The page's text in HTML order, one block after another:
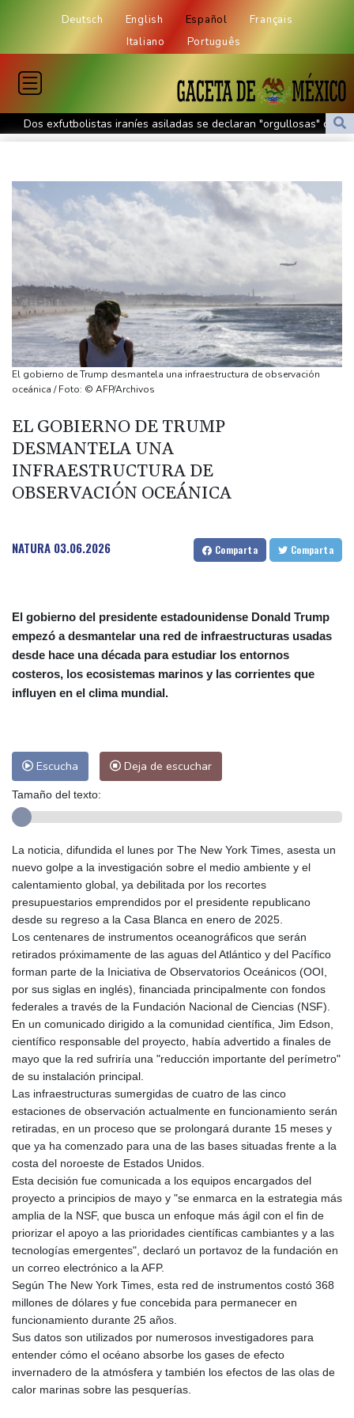
Deutsch English Español
Français
Italiano
Português
Dos exfutbolistas iraníes asiladas se declaran "orgullosas" de
hacerse australianas
primer trimestre
Trump desmiente una escasez de municiones y afirma que EEUU
cuenta con "cantidades masivas"
Hacer brotar luz de la tierra: el sueño de un japonés
Barcas varadas y pescadores sin trabajo en un Danubio bajo
mínimos por la sequía
El regulador estadounidense aprueba la vacuna contra la gripe
de Moderna
Ucrania ataca refinerías y Rusia bombardea una estación de tren
y un barco
campeón en la Leagues Cup
Kompany confía en que los nuevos fichajes lleven al Bayern a la
gloria en la Champions
La policía surcoreana allana la sede de la asociación de fútbol
El gobierno de Trump desmantela una infraestructura de observación
oceánica / Foto: © AFP/Archivos
EL GOBIERNO DE TRUMP
DESMANTELA UNA
INFRAESTRUCTURA DE
OBSERVACIÓN OCEÁNICA
NATURA 03.06.2026 Comparta Comparta
El gobierno del presidente estadounidense Donald Trump
empezó a desmantelar una red de infraestructuras usadas
desde hace una década para estudiar los entornos
costeros, los ecosistemas marinos y las corrientes que
influyen en el clima mundial.
Escucha Deja de escuchar
Tamaño del texto:
La noticia, difundida el lunes por The New York Times, asesta un
nuevo golpe a la investigación sobre el medio ambiente y el
calentamiento global, ya debilitada por los recortes
presupuestarios emprendidos por el presidente republicano
desde su regreso a la Casa Blanca en enero de 2025.
Los centenares de instrumentos oceanográficos que serán
retirados próximamente de las aguas del Atlántico y del Pacífico
forman parte de la Iniciativa de Observatorios Oceánicos (OOI,
por sus siglas en inglés), financiada principalmente con fondos
federales a través de la Fundación Nacional de Ciencias (NSF).
En un comunicado dirigido a la comunidad científica, Jim Edson,
científico responsable del proyecto, había advertido a finales de
mayo que la red sufriría una "reducción importante del perímetro"
de su instalación principal.
Las infraestructuras sumergidas de cuatro de las cinco
estaciones de observación actualmente en funcionamiento serán
retiradas, en un proceso que se prolongará durante 15 meses y
que ya ha comenzado para una de las bases situadas frente a la
costa del noroeste de Estados Unidos.
Esta decisión fue comunicada a los equipos encargados del
proyecto a principios de mayo y "se enmarca en la estrategia más
amplia de la NSF, que busca un enfoque más ágil con el fin de
priorizar el apoyo a las prioridades científicas cambiantes y a las
tecnologías emergentes", declaró un portavoz de la fundación en
un correo electrónico a la AFP.
Según The New York Times, esta red de instrumentos costó 368
millones de dólares y fue concebida para permanecer en
funcionamiento durante 25 años.
Sus datos son utilizados por numerosos investigadores para
entender cómo el océano absorbe los gases de efecto
invernadero de la atmósfera y también los efectos de las olas de
calor marinas sobre las pesquerías.